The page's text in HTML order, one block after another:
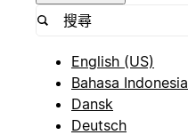
English (US)
Bahasa Indonesia
Dansk
Deutsch